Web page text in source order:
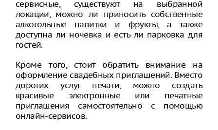
сервисные, существуют на выбранной
локации, можно ли приносить собственные
алкогольные напитки и фрукты, а также
доступна ли ночевка и есть ли парковка для
гостей.
Кроме того, стоит обратить внимание на
оформление свадебных приглашений. Вместо
дорогих услуг печати, можно создать
красивые электронные или печатные
приглашения самостоятельно с помощью
онлайн-сервисов.